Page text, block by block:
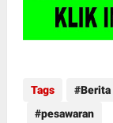
Tags Berita
pesawaran